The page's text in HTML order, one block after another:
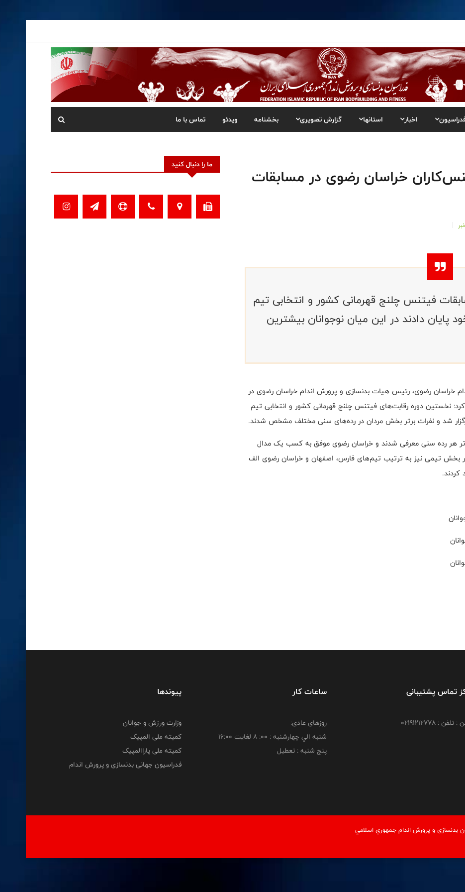
اخبار استانها گزارش تصویری بخشنامه ویدئو تماس با ما
خراسان رضوی در مسابقات
فیتنس چلنج قهرمانی کشور و انتخابی تیم
دادند در این میان نوجوانان بیشترین
خراسان رضوی، رئیس هیات بدنسازی و پرورش اندام خراسان رضوی در
نخستین دوره رقابت‌های فیتنس چلنج قهرمانی کشور و انتخابی تیم
هر رده سنی معرفی شدند و خراسان رضوی موفق به کسب یک مدال
بخش تیمی نیز به ترتیب تیم‌های فارس، اصفهان و خراسان رضوی الف
کردند.
ما را دنبال کنید
تماس پشتیبانی
: 02191212778
ساعات کار
روزهای عادی:
شنبه الي چهارشنبه : 00: 8 لغايت 16:00
پنج شنبه : تعطیل
پیوندها
وزارت ورزش و جوانان
کمیته ملی المپیک
کمیته ملی پاراالمپیک
فدراسیون جهانی بدنسازی و پرورش اندام
و پرورش اندام جمهوري اسلامي